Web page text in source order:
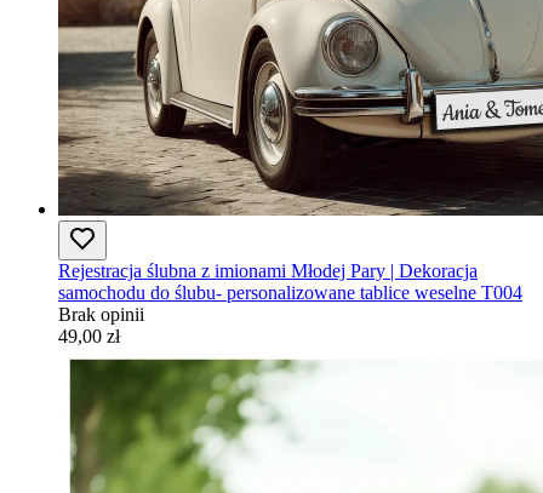
Rejestracja ślubna z imionami Młodej Pary | Dekoracja
samochodu do ślubu- personalizowane tablice weselne T004
Brak opinii
49,00 zł